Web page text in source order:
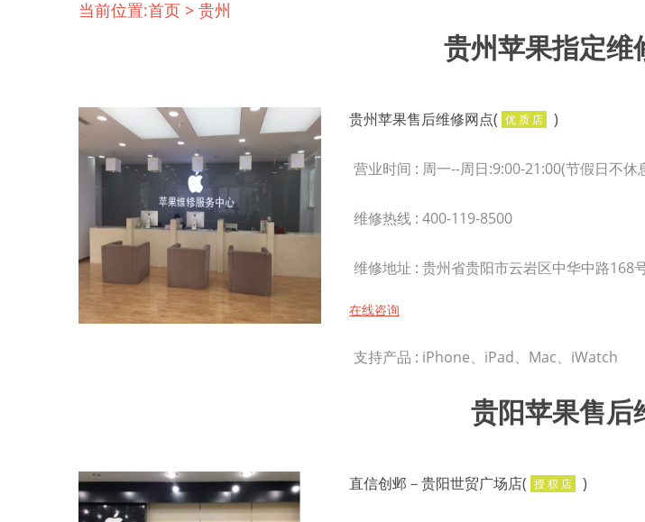
当前位置:首页 > 贵州
贵州苹果指定维
贵州苹果售后维修网点( 优 质 店 )
营业时间 : 周一--周日:9:00-21:00(节假日不休
维修热线 : 400-119-8500
维修地址 : 贵州省贵阳市云岩区中华中路168
在线咨询
支持产品 : iPhone、iPad、Mac、iWatch
贵阳苹果售后
直信创邺－贵阳世贸广场店( 授 权 店 )